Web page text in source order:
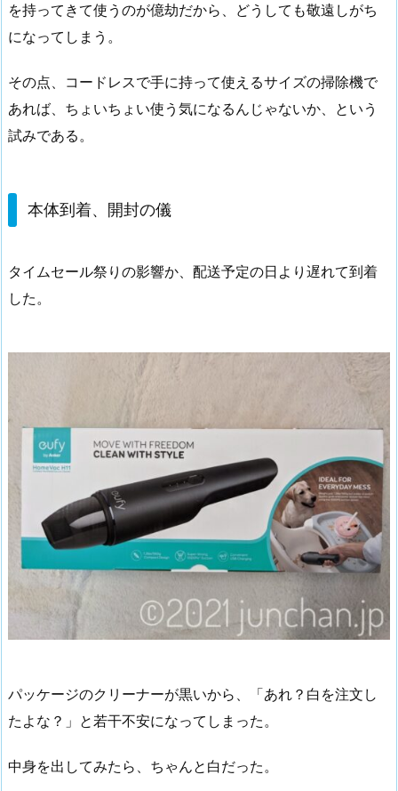
を持ってきて使うのが億劫だから、どうしても敬遠しがち
になってしまう。
その点、コードレスで手に持って使えるサイズの掃除機で
あれば、ちょいちょい使う気になるんじゃないか、という
試みである。
本体到着、開封の儀
タイムセール祭りの影響か、配送予定の日より遅れて到着
した。
パッケージのクリーナーが黒いから、「あれ？白を注文し
たよな？」と若干不安になってしまった。
中身を出してみたら、ちゃんと白だった。